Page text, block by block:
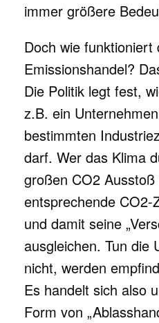
immer größere
Doch wie funktioniert
Emissionshandel?
Die Politik legt fest,
z.B. ein
bestimmten
darf. Wer das Klima
großen CO2
entsprechende
und damit seine
ausgleichen. Tun die
nicht, werden
Es handelt sich also
Form von